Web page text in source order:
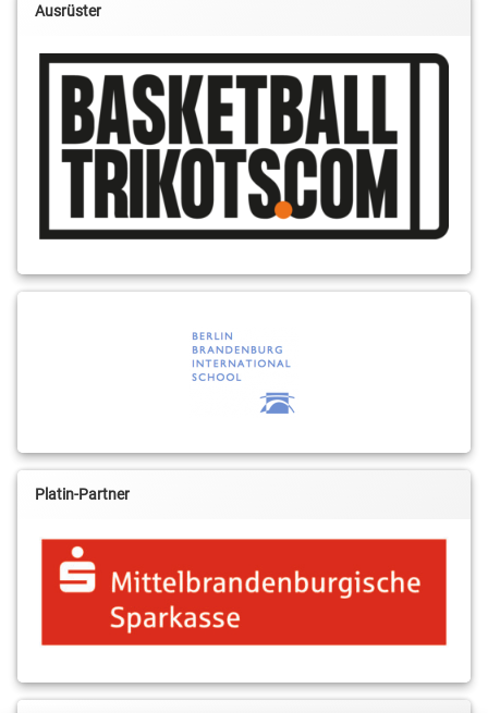
Ausrüster
Platin-Partner